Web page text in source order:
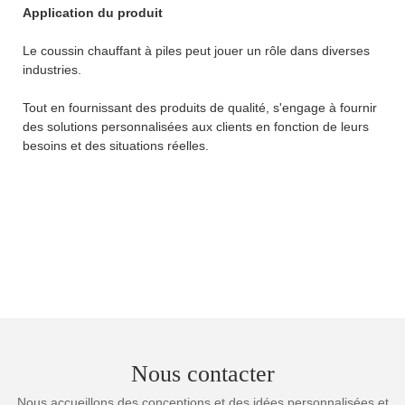
Application du produit
Le coussin chauffant à piles peut jouer un rôle dans diverses
industries.
Tout en fournissant des produits de qualité, s'engage à fournir
des solutions personnalisées aux clients en fonction de leurs
besoins et des situations réelles.
Nous contacter
Nous accueillons des conceptions et des idées personnalisées et